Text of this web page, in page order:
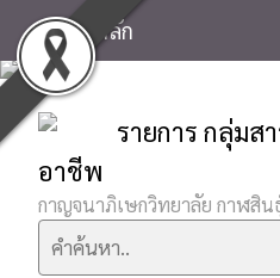
หน้าหลัก
รายการ กลุ่มส
อาชีพ
กาญจนาภิเษกวิทยาลัย กาฬสิน